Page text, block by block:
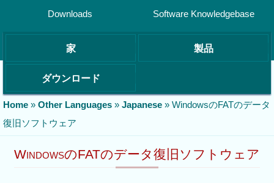
Downloads Software Knowledgebase
家 製品
ダウンロード
Home » Other Languages » Japanese » WindowsのFATのデータ
復旧ソフトウェア
WindowsのFATのデータ復旧ソフトウェア